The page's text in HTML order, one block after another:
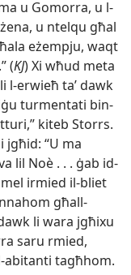
u Gomorra, u l-
u ntelqu għal
eżempju, waqt
(KJ) Xi wħud meta
l-erwieħ taʼ dawk
turmentati bin-
kiteb Storrs.
jgħid: “U ma
lil Noè . . . ġab id-
irmied il-bliet
għall-
li wara jgħixu
saru rmied,
abitanti tagħhom.